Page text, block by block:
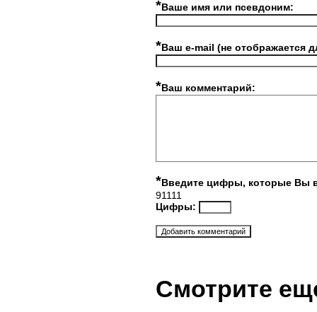
*Ваше имя или псевдоним:
*Ваш e-mail (не отображается
*Ваш комментарий:
*Введите цифры, которые Вы
91111
Цифры:
Смотрите